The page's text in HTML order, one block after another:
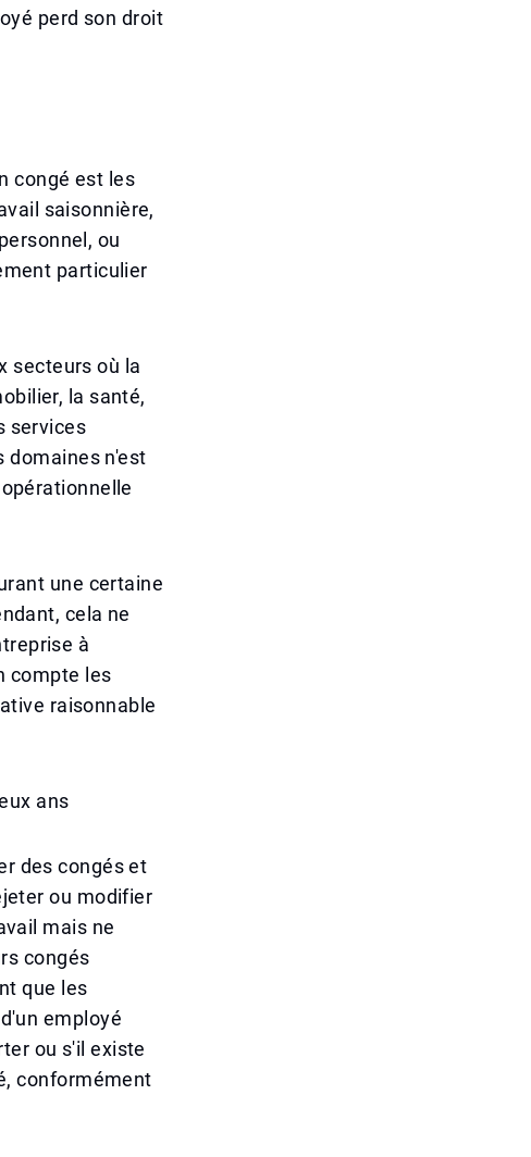
perd son droit
congé est les
saisonnière,
ou
particulier
secteurs où la
la santé,
services
domaines n'est
une certaine
cela ne
à
compte les
raisonnable
ans
des congés et
ou modifier
mais ne
congés
que les
employé
ou s'il existe
conformément